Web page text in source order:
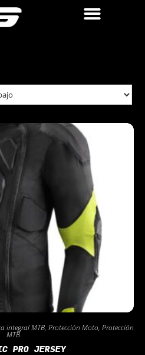
integral MTB, Protección Moto, Protección
MTB
PRO JERSEY